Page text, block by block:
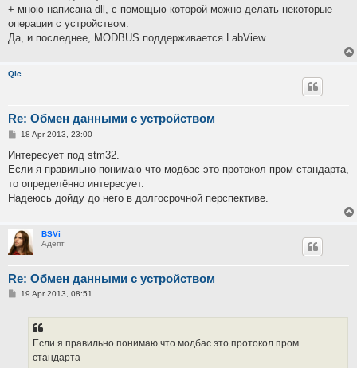
+ мною написана dll, с помощью которой можно делать некоторые
операции с устройством.
Да, и последнее, MODBUS поддерживается LabView.
Qic
Re: Обмен данными с устройством
P
s
18 Apr 2013, 23:00
Интересует под stm32.
Если я правильно понимаю что модбас это протокол пром стандарта,
то определённо интересует.
Надеюсь дойду до него в долгосрочной перспективе.
BSVi
Адепт
Re: Обмен данными с устройством
P19 Apr 2013, 08:51
Если я правильно понимаю что модбас это протокол пром
стандарта